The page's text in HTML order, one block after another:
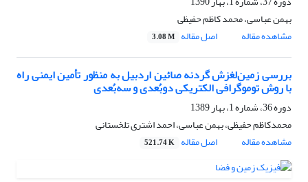
بهمن عباسی، محمد کاظم حفیظی
مشاهده مقاله
اصل مقاله 3.08 M
بررسی زمین‌لغزش گردنه صائین اردبیل به منظور تأمین ایمنی راه
با روش توموگرافی الکتریکی دوبُعدی و سه‌بُعدی
دوره 36، شماره 1، بهار 1389
محمدکاظم حفیظی، بهمن عباسی، احمد اشتری تلخستانی
مشاهده مقاله
اصل مقاله 521.74 K